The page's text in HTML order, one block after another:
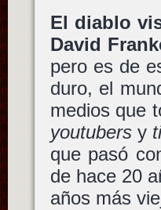
El diablo
David
pero es de
duro, el
medios que
youtubersy
que pasó
de hace 20
años más